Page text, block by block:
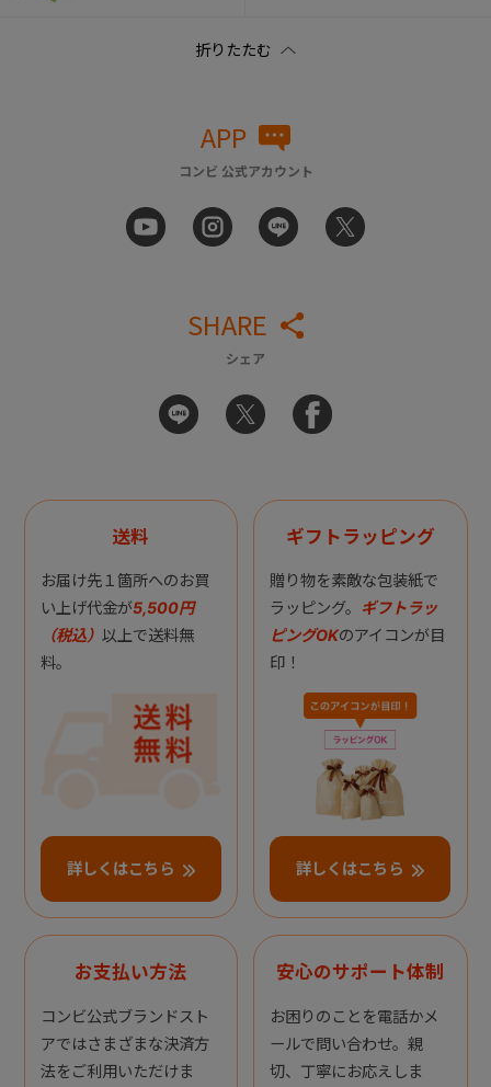
APP
コンビ 公式アカウント
SHARE
シェア
送料
お届け先１箇所へのお買
い上げ代金が5,500円
（税込） 以上で送料無
料。
詳しくはこちら
ギフトラッピング
贈り物を素敵な包装紙で
ラッピング。 ギフトラッ
ピングOKのアイコンが目
印！
詳しくはこちら
お支払い方法
コンビ公式ブランドスト
アではさまざまな決済方
法をご利用いただけま
安心のサポート体制
お困りのことを電話かメ
ールで問い合わせ。親
切、丁寧にお応えしま